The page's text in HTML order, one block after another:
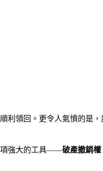
利領回。更令人氣憤的是
項強大的工具——破產撤銷權